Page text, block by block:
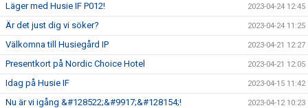
Läger med Husie IF P012! 2023-04-24 12:45
Är det just dig vi söker? 2023-04-24 11:25
Välkomna till Husiegård IP 2023-04-21 12:27
Presentkort på Nordic Choice Hotel 2023-04-21 12:05
Idag på Husie IF 2023-04-15 11:42
Nu är vi igång &#128522;&#9917;&#128154;! 2023-04-12 10:23